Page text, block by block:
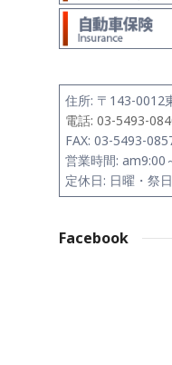
住所: 〒143-0012
電話: 03-5493-
FAX: 03-5493-
営業時間: am9:00
定休日: 日曜・祭日
Facebook